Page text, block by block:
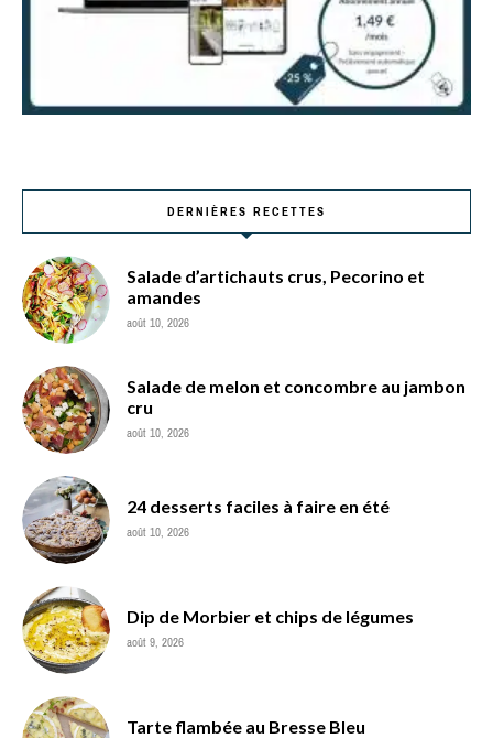
DERNIÈRES RECETTES
Salade d’artichauts crus, Pecorino et
amandes
août 10, 2026
Salade de melon et concombre au jambon
cru
août 10, 2026
24 desserts faciles à faire en été
août 10, 2026
Dip de Morbier et chips de légumes
août 9, 2026
Tarte flambée au Bresse Bleu